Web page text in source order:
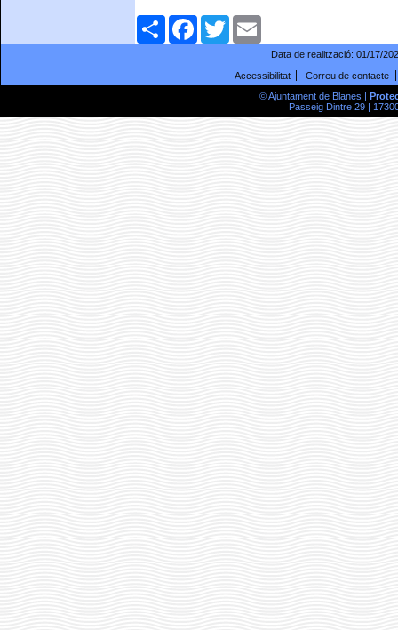
ComparteixFacebookTwitter
Data de realització: 01/17/
Accessibilitat
Correu de contacte
© Ajuntament de Blanes |
Passeig Dintre 29 |